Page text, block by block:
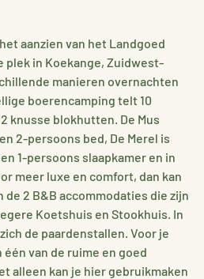
aanzien van het Landgoed
plek in Koekange, Zuidwest-
manieren overnachten
boerencamping telt 10
knusse blokhutten. De Mus
2-persoons bed, De Merel is
1-persoons slaapkamer en in
meer luxe en comfort, dan kan
de 2 B&B accommodaties die zijn
Koetshuis en Stookhuis. In
de paardenstallen. Voor je
van de ruime en goed
alleen kan je hier gebruikmaken